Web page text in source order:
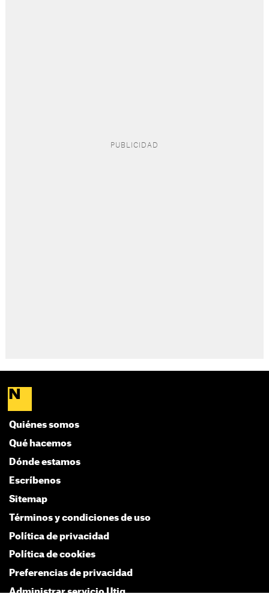
Quiénes somos
Qué hacemos
Dónde estamos
Escríbenos
Sitemap
Términos y condiciones de uso
Política de privacidad
Política de cookies
Preferencias de privacidad
Administrar servicio Utiq